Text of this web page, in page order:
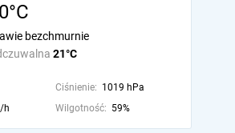
21°C
bezchmurnie
Ciśnienie: 1019 hPa
h Wilgotność: 59%